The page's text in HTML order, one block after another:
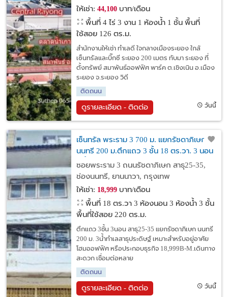
ให้เช่า: 44,100บาท/เดือน
พื้นที่ 4 ไร่ 3 งาน 1 ห้องน้ำ 1 ชั้น พื้นที่
ใช้สอย 126 ตร.ม.
สำนักงานให้เช่า ทำเลดี ใจกลางเมืองระยอง ใกล้
เซ็นทรัลและบิ๊กซี ระยอง 200 เมตร ทับมา ระยอง ที่
ตั้งทรัพย์ สมาพันธ์ออฟฟิศ พาร์ค ต.เชิงเนิน อ.เมือง
ระยอง จ.ระยอง วิดี
ติดถนน
ดูรายละเอียด - ติดต่อ วันนี้
เซ็นทรัล พระราม 3 700 ม. แยกรัชดาภิเษก
นนทรี 200 ม.ตึกแถว 3 ชั้น 18 ตร.วา. 3 นอน
3 น้ำ เหมาะสำหรับอยู่อาศัย โฮมออฟฟิศ
ซอยพระราม 3 ถนนรัชดาภิเษก สาธุ25-35,
ช่องนนทรี, ยานนาวา, กรุงเทพ
ให้เช่า: 18,999บาท/เดือน
พื้นที่ 18 ตร.วา 3 ห้องนอน 3 ห้องน้ำ 3 ชั้น
พื้นที่ใช้สอย 220 ตร.ม.
ตึกแถว 3ชั้น 3นอน สาธุ25-35 แยกรัชดาภิเษก นนทรี
200 ม. 3น้ำทำเลสาธุประดิษฐ์ เหมาะสำหรับอยู่อาศัย
โฮมออฟฟิศ หรือประกอบธุรกิจ 18,999B-M.เดินทาง
สะดวก เชื่อมต่อหลาย
ติดถนน
ดูรายละเอียด - ติดต่อ วันนี้